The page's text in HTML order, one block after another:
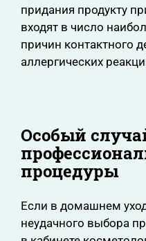
придания продукту
входят в число
причин контактного
аллергических
Особый
процедуры
Если в домашнем
неудачного выбора